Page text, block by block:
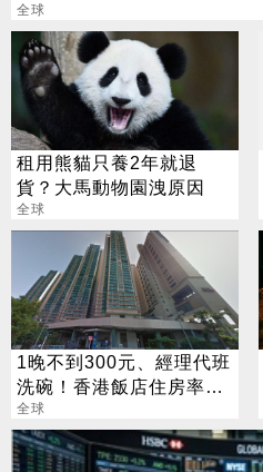
全球
租用熊貓只養2年就退
貨？大馬動物園洩原因
全球
1晚不到300元、經理代班
洗碗！香港飯店住房率僅
剩2成
全球